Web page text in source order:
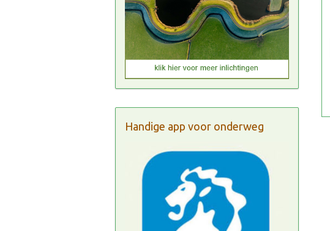
Handige app voor onderweg